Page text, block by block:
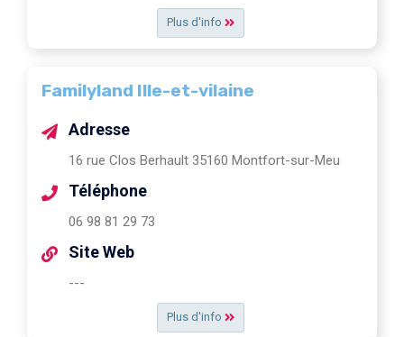
Plus d'info
Familyland Ille-et-vilaine
Plus d'info
Adresse
16 rue Clos Berhault 35160 Montfort-sur-Meu
Téléphone
06 98 81 29 73
Site Web
---